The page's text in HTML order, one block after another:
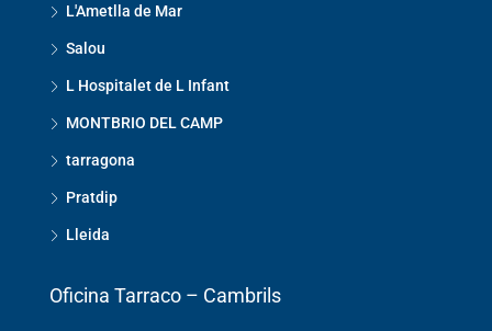
L'Ametlla de Mar
Salou
L Hospitalet de L Infant
MONTBRIO DEL CAMP
tarragona
Pratdip
Lleida
Oficina Tarraco – Cambrils